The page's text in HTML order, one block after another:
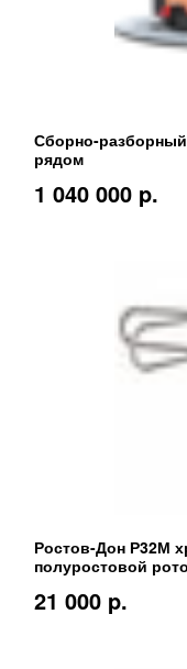
Сборно-разборный
рядом
1 040 000 p.
Ростов-Дон Р32М
полуростовой
21 000 p.